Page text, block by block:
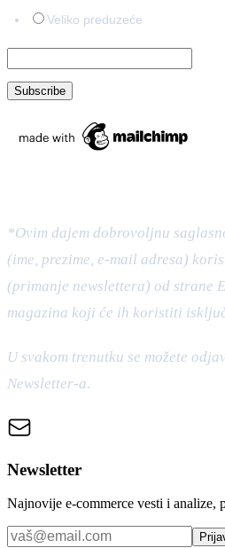
Veliko preduzeće
*Ovim dajem dobrovoljnu
(ime, prezime, e-mail adresa)
(primanje newslettera) od strane
magazina koji će ih koristiti
U svakom trenutku se možete
Newsletter-a.
Newsletter
Najnovije e-commerce vesti i analize,